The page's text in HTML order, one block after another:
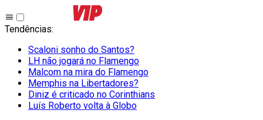
Tendências:
Scaloni sonho do Santos?
LH não jogará no Flamengo
Malcom na mira do Flamengo
Memphis na Libertadores?
Diniz é criticado no Corinthians
Luís Roberto volta à Globo